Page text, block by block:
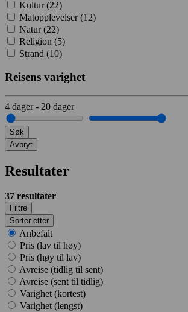
Kultur (22)
Matopplevelser (12)
Natur (22)
Religion (5)
Strand (10)
Reisens varighet
4 dager - 20 dager
Søk
Avbryt
Resultater
37 resultater
Filtre
Sorter etter
Anbefalt
Pris (lav til høy)
Pris (høy til lav)
Avreise (tidlig til sent)
Avreise (sent til tidlig)
Varighet (kortest)
Varighet (lengst)